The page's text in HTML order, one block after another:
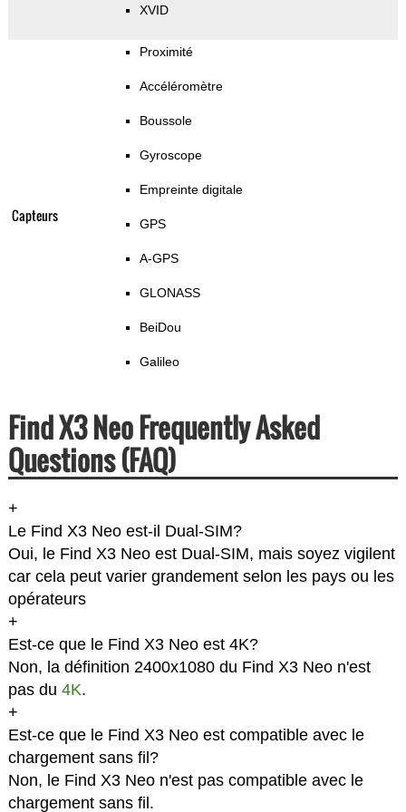
XVID
Capteurs
Proximité
Accéléromètre
Boussole
Gyroscope
Empreinte digitale
GPS
A-GPS
GLONASS
BeiDou
Galileo
Find X3 Neo Frequently Asked
Questions (FAQ)
+
Le Find X3 Neo est-il Dual-SIM?
Oui, le Find X3 Neo est Dual-SIM, mais soyez vigilent
car cela peut varier grandement selon les pays ou les
opérateurs
+
Est-ce que le Find X3 Neo est 4K?
Non, la définition 2400x1080 du Find X3 Neo n'est
pas du 4K.
+
Est-ce que le Find X3 Neo est compatible avec le
chargement sans fil?
Non, le Find X3 Neo n'est pas compatible avec le
chargement sans fil.